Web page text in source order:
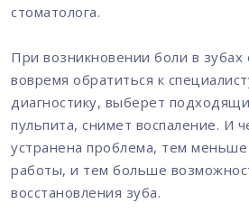
стоматолога.
При возникновении боли в зубах
вовремя обратиться к
диагностику, выберет
пульпита, снимет воспаление. И
устранена проблема, тем
работы, и тем больше
восстановления зуба.